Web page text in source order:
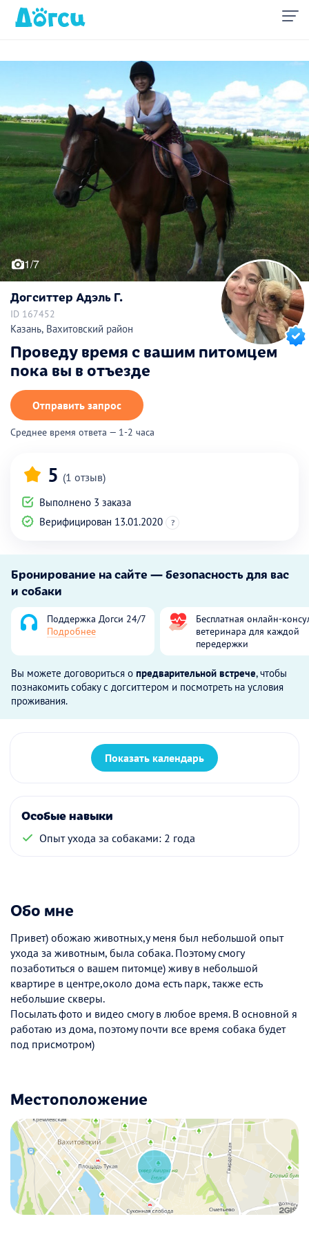
1/7
Догситтер Адэль Г.
ID 167452
Казань, Вахитовский район
Проведу время с вашим питомцем
пока вы в отъезде
Отправить запрос
Среднее время ответа — 1-2 часа
5 (1 отзыв)
Выполнено 3 заказа
Верифицирован 13.01.2020
?
Бронирование на сайте — безопасность для вас
и собаки
Поддержка Догси 24/7
Подробнее
Бесплатная онлайн-
ветеринара для каждой
передержки
Вы можете договориться о предварительной встрече, чтобы
познакомить собаку с догситтером и посмотреть на условия
проживания.
Показать календарь
Особые навыки
Опыт ухода за собаками: 2 года
Обо мне
Привет) обожаю животных,у меня был небольшой опыт
ухода за животным, была собака. Поэтому смогу
позаботиться о вашем питомце) живу в небольшой
квартире в центре,около дома есть парк, также есть
небольшие скверы.
Посылать фото и видео смогу в любое время. В основной я
работаю из дома, поэтому почти все время собака будет
под присмотром)
Местоположение